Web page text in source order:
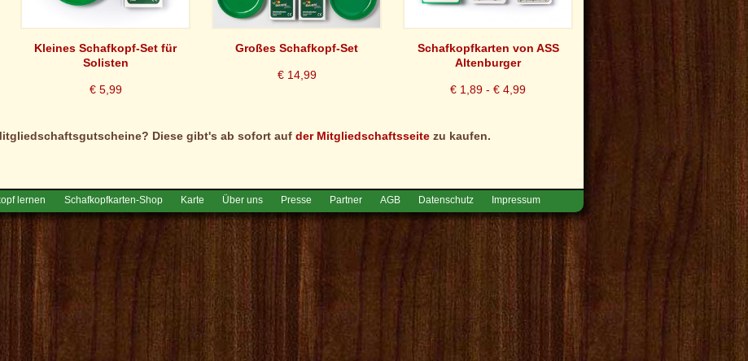
Kleines Schafkopf-Set für
Solisten
€ 5,99
Großes Schafkopf-Set
€ 14,99
Schafkopfkarten von ASS
Altenburger
€ 1,89 - € 4,99
Diese gibt's ab sofort auf der Mitgliedschaftsseitezu kaufen.
lernen Schafkopfkarten-Shop Karte Über uns Presse Partner AGB Datenschutz Impressum